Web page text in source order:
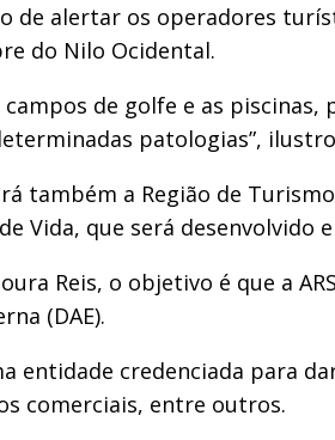
de alertar os operadores
do Nilo Ocidental.
campos de golfe e as
patologias”,
também a Região de
Vida, que será
Reis, o objetivo é que a
(DAE).
entidade credenciada para
comerciais, entre outros.